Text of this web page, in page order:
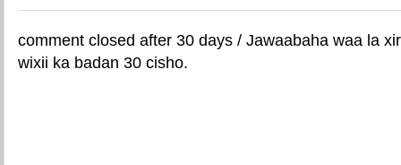
comment closed after 30 days / Jawaabaha waa la
wixii ka badan 30 cisho.